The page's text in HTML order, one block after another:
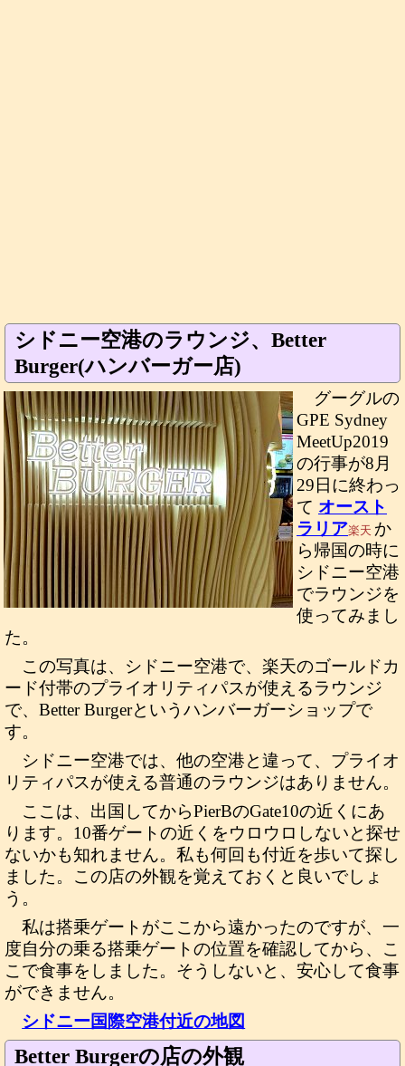
シドニー空港のラウンジ、Better
Burger(ハンバーガー店)
グーグルの
GPE Sydney
MeetUp2019
の行事が8月
29日に終わっ
て オースト
ラリア楽天 か
ら帰国の時に
シドニー空港
でラウンジを
使ってみまし
た。
この写真は、シドニー空港で、楽天のゴールドカ
ード付帯のプライオリティパスが使えるラウンジ
で、Better Burgerというハンバーガーショップで
す。
シドニー空港では、他の空港と違って、プライオ
リティパスが使える普通のラウンジはありません。
ここは、出国してからPierBのGate10の近くにあ
ります。10番ゲートの近くをウロウロしないと探せ
ないかも知れません。私も何回も付近を歩いて探し
ました。この店の外観を覚えておくと良いでしょ
う。
私は搭乗ゲートがここから遠かったのですが、一
度自分の乗る搭乗ゲートの位置を確認してから、こ
こで食事をしました。そうしないと、安心して食事
ができません。
シドニー国際空港付近の地図
Better Burgerの店の外観